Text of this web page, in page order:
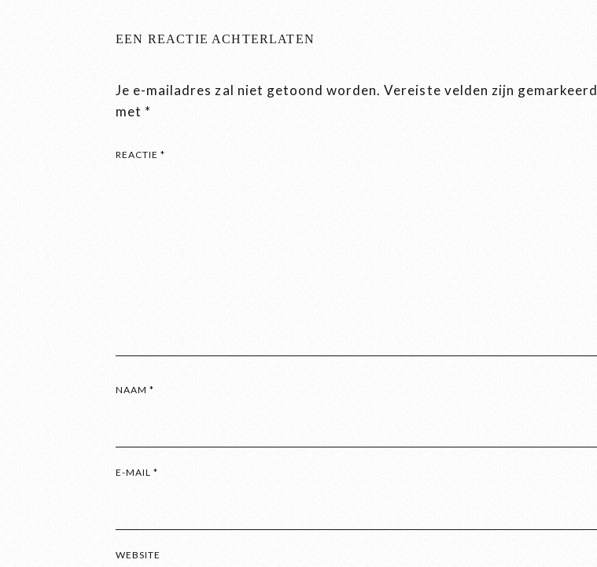
EEN REACTIE ACHTERLATEN
Je e-mailadres zal niet getoond worden. Vereiste velden zijn gemarkeerd
met *
REACTIE*
NAAM*
E-MAIL*
WEBSITE